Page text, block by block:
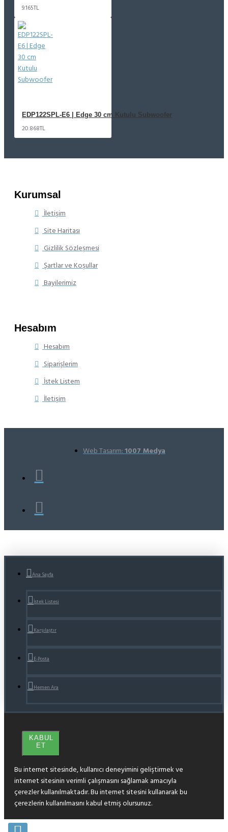
9.165TL
EDP122SPL-E6 | Edge 30 cm Kutulu Subwoofer
20.868TL
Kurumsal
İletişim
Site Haritası
Gizlilik Sözleşmesi
Şartlar ve Koşullar
Bayilerimiz
Hesabım
Hesabım
Siparişlerim
İstek Listem
İletişim
Web Tasarım: 1007 Medya
Ana Sayfa
İstek Listesi
Karşılaştır
E-Posta
Hemen Ara
KABUL
ET
Bu internet sitesinde, kullanıcı deneyimini geliştirmek ve
internet sitesinin verimli çalışmasını sağlamak amacıyla
çerezler kullanılmaktadır. Bu internet sitesini kullanarak bu
çerezlerin kullanılmasını kabul etmiş olursunuz.